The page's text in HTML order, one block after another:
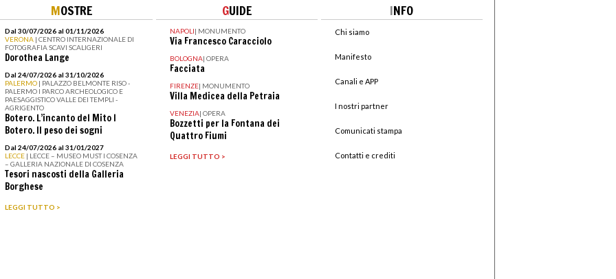
MOSTRE
Dal 30/07/2026 al 01/11/2026
VERONA | CENTRO INTERNAZIONALE DI
FOTOGRAFIA SCAVI SCALIGERI
Dorothea Lange
Dal 24/07/2026 al 31/10/2026
PALERMO | PALAZZO BELMONTE RISO -
PALERMO I PARCO ARCHEOLOGICO E
PAESAGGISTICO VALLE DEI TEMPLI -
AGRIGENTO
Botero. L’incanto del Mito I
Botero. Il peso dei sogni
Dal 24/07/2026 al 31/01/2027
LECCE | LECCE – MUSEO MUST I COSENZA
– GALLERIA NAZIONALE DI COSENZA
Tesori nascosti della Galleria
Borghese
LEGGI TUTTO >
GUIDE
NAPOLI| MONUMENTO
Via Francesco Caracciolo
BOLOGNA| OPERA
Facciata
FIRENZE| MONUMENTO
Villa Medicea della Petraia
VENEZIA| OPERA
Bozzetti per la Fontana dei
Quattro Fiumi
LEGGI TUTTO >
INFO
Chi siamo
Manifesto
Canali e APP
I nostri partner
Comunicati stampa
Contatti e crediti